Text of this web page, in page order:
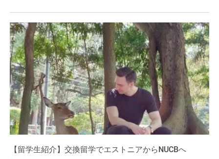
【留学生紹介】交換留学でエストニアからNUCBへ